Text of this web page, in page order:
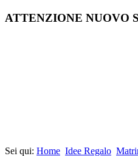
ATTENZIONE NUOVO
Sei qui: Home Idee Regalo